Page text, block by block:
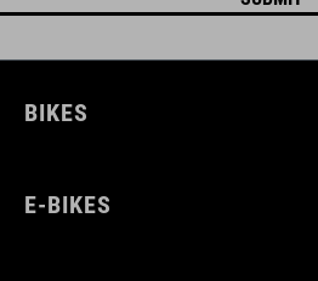
BIKES
E-BIKES